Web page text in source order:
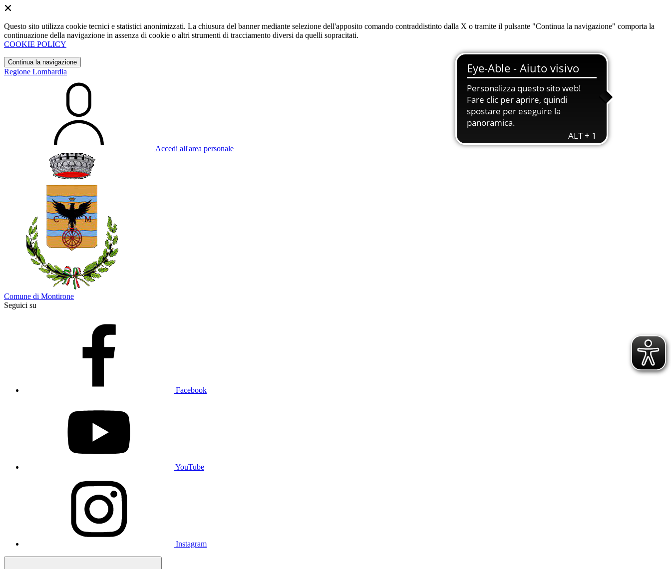
Questo sito utilizza cookie tecnici e statistici anonimizzati. La chiusura del banner mediante selezione dell'apposito comando contraddistinto dalla X o tramite il pulsante "Continua la navigazione" comporta la
continuazione della navigazione in assenza di cookie o altri strumenti di tracciamento diversi da quelli sopracitati.
COOKIE POLICY
Continua la navigazione
Regione Lombardia
Accedi all'area personale
Comune di Montirone
Seguici su
Facebook
YouTube
Instagram